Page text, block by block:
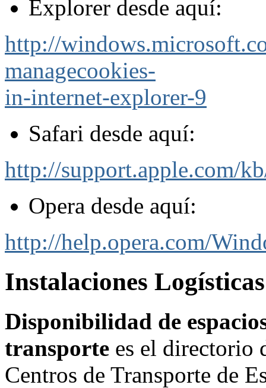
Explorer desde aquí:
http://
managecookies-
in-internet-explorer-9
Safari desde aquí:
http://support.apple.com/
Opera desde aquí:
http://help.opera.com/
Instalaciones
Disponibilidad de
transporte es el directorio
Centros de Transporte de